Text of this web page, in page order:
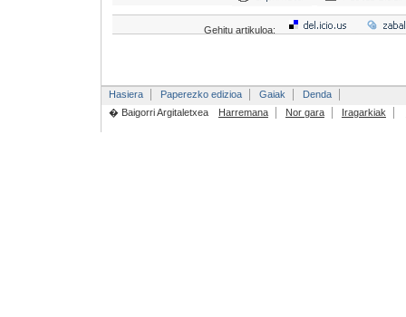
Gehitu artikuloa:
Hasiera Paperezko edizioa Gaiak
Denda
� Baigorri Argitaletxea
Harremana Nor gara Iragarkiak